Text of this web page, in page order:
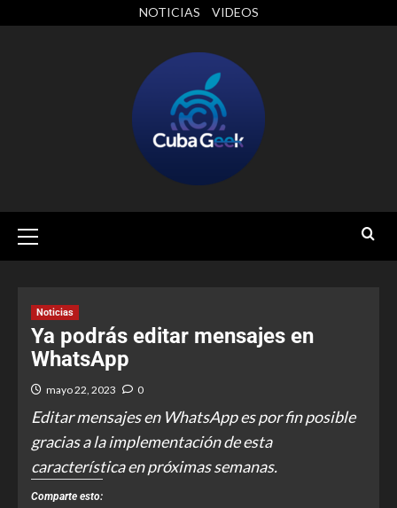
NOTICIAS VIDEOS
Noticias
Ya podrás editar mensajes en
WhatsApp
mayo 22, 2023 0
Editar mensajes en WhatsApp es por fin posible
gracias a la implementación de esta
característica en próximas semanas.
Comparte esto: